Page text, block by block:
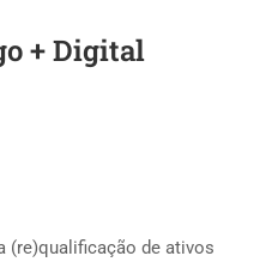
+ Digital
(re)qualificação de ativos